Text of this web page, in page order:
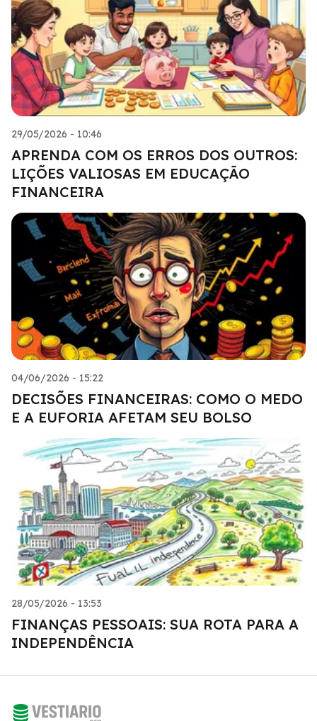
29/05/2026 - 10:46
APRENDA COM OS ERROS DOS OUTROS:
LIÇÕES VALIOSAS EM EDUCAÇÃO
FINANCEIRA
04/06/2026 - 15:22
DECISÕES FINANCEIRAS: COMO O MEDO
E A EUFORIA AFETAM SEU BOLSO
28/05/2026 - 13:53
FINANÇAS PESSOAIS: SUA ROTA PARA A
INDEPENDÊNCIA